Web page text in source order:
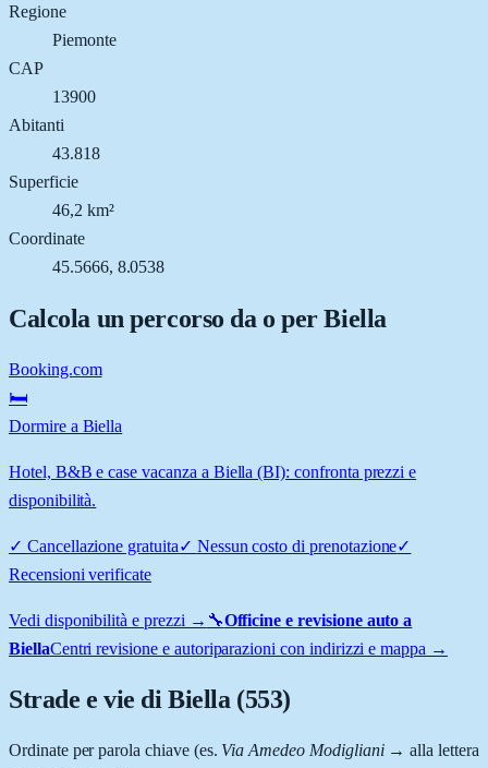
Regione
Piemonte
CAP
13900
Abitanti
43.818
Superficie
46,2 km²
Coordinate
45.5666, 8.0538
Calcola un percorso da o perBiella
Booking.com
🛏️
Dormire a Biella
Hotel, B&B e case vacanza a Biella (BI): confronta prezzi e
disponibilità.
✓ Cancellazione gratuita✓ Nessun costo di prenotazione✓
Recensioni verificate
Vedi disponibilità e prezzi → 🔧Officine e revisione auto a
BiellaCentri revisione e autoriparazioni con indirizzi e mappa →
Strade e vie diBiella (553)
Ordinate per parola chiave (es. Via Amedeo Modigliani→ alla lettera